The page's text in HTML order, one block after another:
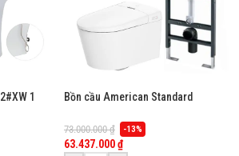
1
Bồn cầu American Standard
dòng Aero-Lite
73.000.000₫ -13%
63.437.000₫